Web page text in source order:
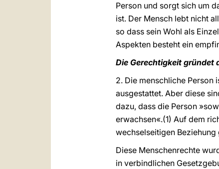
Person und sorgt sich um
ist. Der Mensch lebt nicht
so dass sein Wohl als
Aspekten besteht ein
Die Gerechtigkeit gründet
2. Die menschliche Person
ausgestattet. Aber diese
dazu, dass die Person
erwachsen«.(1) Auf dem
wechselseitigen
Diese Menschenrechte
in verbindlichen